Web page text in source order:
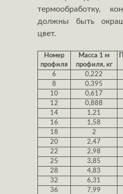
термообработку,
должны быть
цвет.
Номер
профиля
Масса 1 м
профиля, кг
6
0,222
8
0,395
10
0,617
12
0,888
14
1,21
16
1,58
18
2
20
2,47
22
2,98
25
3,85
28
4,83
32
6,31
36
7,99